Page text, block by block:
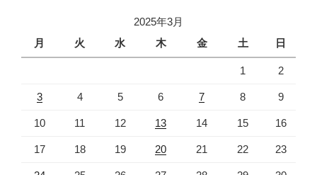
2025年3月
月
火 水 木 金 土 日
1 2
3 4 5 6 7 8 9
10 11 12 13 14 15 16
17 18 19 20 21 22 23